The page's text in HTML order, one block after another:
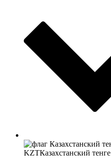
KZTКазахстанский тенге